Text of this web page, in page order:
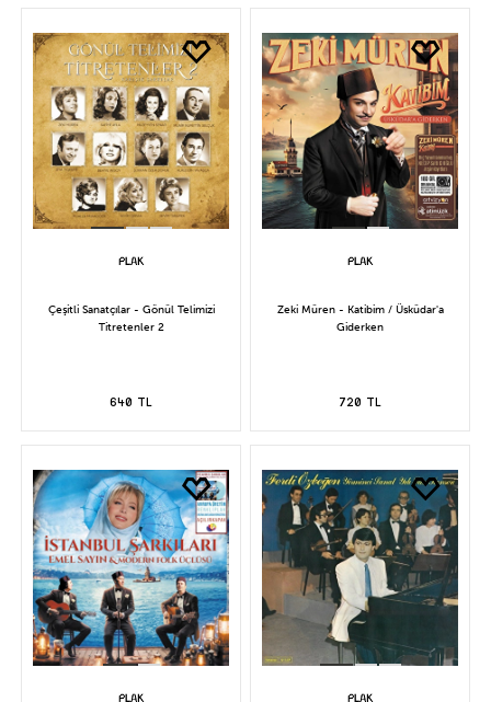
Çeşitli Sanatçılar - Gönül Telimizi
Titretenler 2
640 TL
Zeki Müren - Katibim / Üsküdar'a
Giderken
720 TL